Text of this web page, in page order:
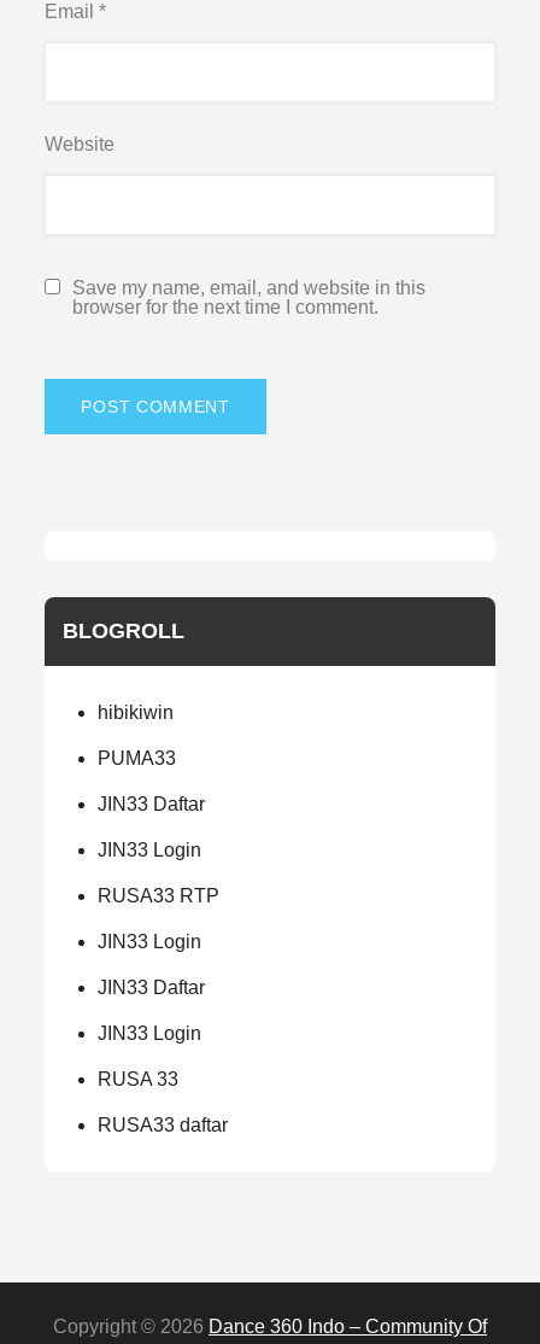
Email*
Website
Save my name, email, and website in this
browser for the next time I comment.
BLOGROLL
hibikiwin
PUMA33
JIN33 Daftar
JIN33 Login
RUSA33 RTP
JIN33 Login
JIN33 Daftar
JIN33 Login
RUSA 33
RUSA33 daftar
Copyright © 2026 Dance 360 Indo – Community Of